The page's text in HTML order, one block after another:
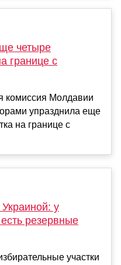
четыре
границе с
комиссия Молдавии
упразднила еще
на границе с
у
резервные
участки